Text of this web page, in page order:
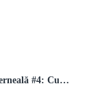
Lumea de cerneală #4: Culoarea răzbunării